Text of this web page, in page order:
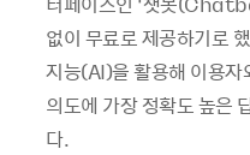
없이 무료로 제공하기로
지능(AI)을 활용해 이용자
의도에 가장 정확도 높은
다.